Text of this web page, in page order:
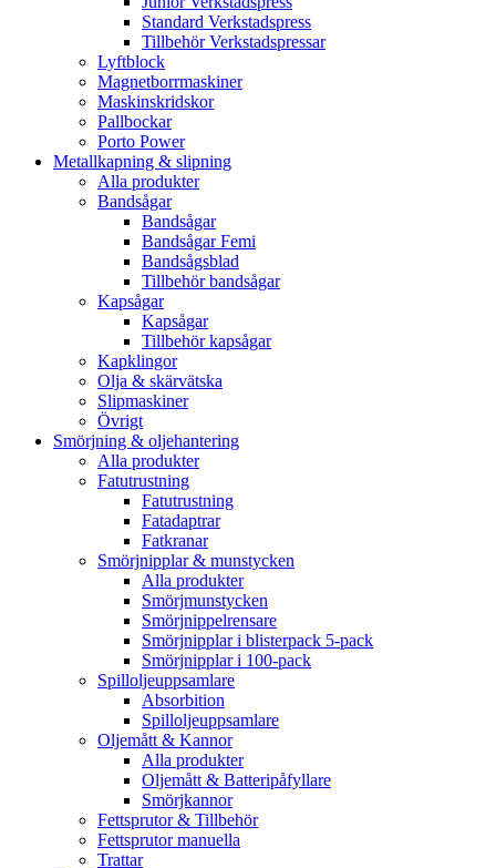
Standard Verkstadspress
Tillbehör Verkstadspressar
Lyftblock
Magnetborrmaskiner
Maskinskridskor
Pallbockar
Porto Power
Metallkapning & slipning
Alla produkter
Bandsågar
Bandsågar
Bandsågar Femi
Bandsågsblad
Tillbehör bandsågar
Kapsågar
Kapsågar
Tillbehör kapsågar
Kapklingor
Olja & skärvätska
Slipmaskiner
Övrigt
Smörjning & oljehantering
Alla produkter
Fatutrustning
Fatutrustning
Fatadaptrar
Fatkranar
Smörjnipplar & munstycken
Alla produkter
Smörjmunstycken
Smörjnippelrensare
Smörjnipplar i blisterpack 5-pack
Smörjnipplar i 100-pack
Spilloljeuppsamlare
Absorbition
Spilloljeuppsamlare
Oljemått & Kannor
Alla produkter
Oljemått & Batteripåfyllare
Smörjkannor
Fettsprutor & Tillbehör
Fettsprutor manuella
Trattar